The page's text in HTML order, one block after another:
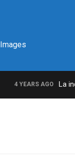
Images
4 YEARS AGO La